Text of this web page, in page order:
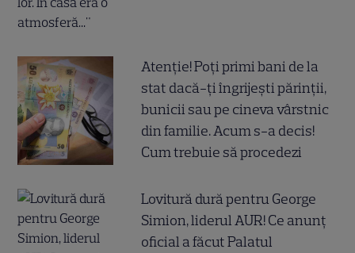
Atenție! Poți primi bani de la
stat dacă-ți îngrijești părinții,
bunicii sau pe cineva vârstnic
din familie. Acum s-a decis!
Cum trebuie să procedezi
Lovitură dură pentru George
Simion, liderul AUR! Ce anunț
oficial a făcut Palatul